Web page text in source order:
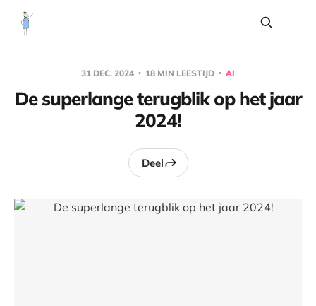
31 DEC. 2024 18 MIN LEESTIJD AI
De superlange terugblik op het jaar
2024!
Deel